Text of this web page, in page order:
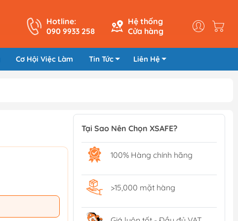
Hotline:
090 9933 258
Hệ thống
Cửa hàng
Cơ Hội Việc Làm Tin Tức Liên Hệ
Tại Sao Nên Chọn XSAFE?
100% Hàng chính hãng
>15,000 mặt hàng